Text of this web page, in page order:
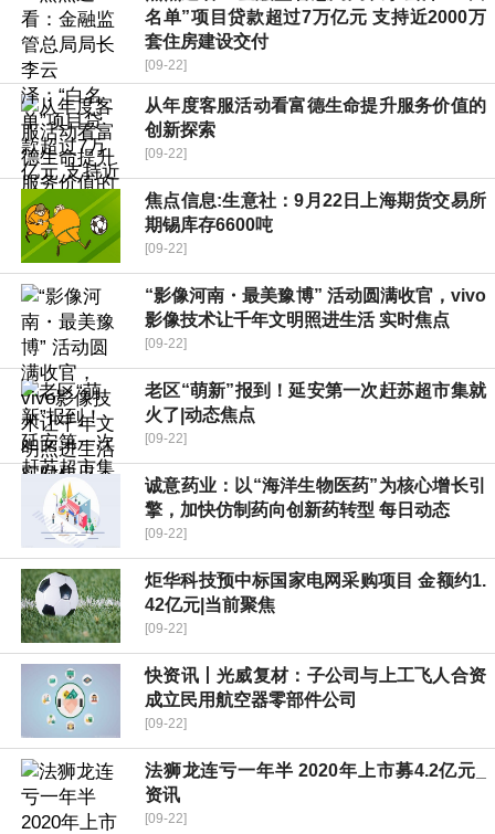
名单”项目贷款超过7万亿元 支持近2000万
套住房建设交付
[09-22]
从年度客服活动看富德生命提升服务价值的
创新探索
[09-22]
焦点信息:生意社：9月22日上海期货交易所
期锡库存6600吨
[09-22]
“影像河南・最美豫博” 活动圆满收官，vivo
影像技术让千年文明照进生活 实时焦点
[09-22]
老区“萌新”报到！延安第一次赶苏超市集就
火了|动态焦点
[09-22]
诚意药业：以“海洋生物医药”为核心增长引
擎，加快仿制药向创新药转型 每日动态
[09-22]
炬华科技预中标国家电网采购项目 金额约1.
42亿元|当前聚焦
[09-22]
快资讯丨光威复材：子公司与上工飞人合资
成立民用航空器零部件公司
[09-22]
法狮龙连亏一年半 2020年上市募4.2亿元_
资讯
[09-22]